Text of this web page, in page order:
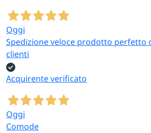
Oggi
Spedizione veloce prodotto perfetto
clienti
Acquirente verificato
Oggi
Comode